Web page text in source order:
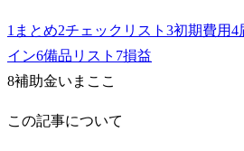
1 まとめ2チェックリスト 3初期費用4
イン6備品リスト 7損益
8補助金いまここ
この記事について